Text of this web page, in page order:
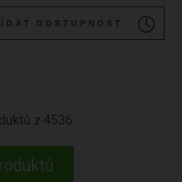
DOSTUPNOST
z 4536